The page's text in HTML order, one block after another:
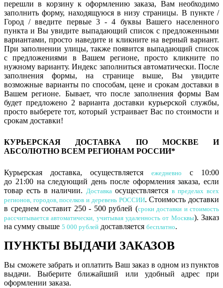
перешли в корзину к оформлению заказа, Вам необходимо
заполнить форму, находящуюся в низу страницы. В пункте /
Город / введите первые 3 - 4 буквы Вашего населенного
пункта и Вы увидите выпадающий список с предложенными
вариантами, просто наведите и кликните на верный вариант.
При заполнении улицы, также появится выпадающий список
с предложениями в Вашем регионе, просто кликните по
нужному варианту. Индекс заполниться автоматически. После
заполнения формы, на странице выше, Вы увидите
возможные варианты по способам, цене и срокам доставки в
Вашем регионе. Бывает, что после заполнения формы Вам
будет предложено 2 варианта доставки курьерской службы,
просто выберете тот, который устраивает Вас по стоимости и
срокам доставки!
КУРЬЕРСКАЯ ДОСТАВКА ПО МОСКВЕ И
АБСОЛЮТНО ВСЕМ РЕГИОНАМ РОССИИ*
Курьерская доставка, осуществляется ежедневно
с 10:00
до 21:00 на следующий день после оформления заказа, если
товар есть в наличии. Доставка осуществляетсяв пределах всех
регионов, городов, поселков и деревень РОССИИ. Стоимость доставки
в среднем составит 250 - 500 рублей (сроки доставки и стоимость
рассчитывается автоматически, учитывая удаленность от Москвы). Заказ
на сумму свыше 5 000 рублей доставляется бесплатно.
ПУНКТЫ ВЫДАЧИ ЗАКАЗОВ
Вы сможете забрать и оплатить Ваш заказ в одном из пунктов
выдачи. Выберите ближайший или удобный адрес при
оформлении заказа.